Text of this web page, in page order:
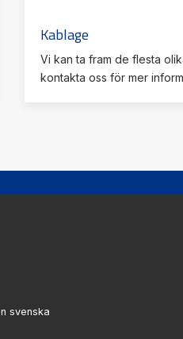
Kablage
Vi kan ta fram de flesta
kontakta oss för mer
svenska